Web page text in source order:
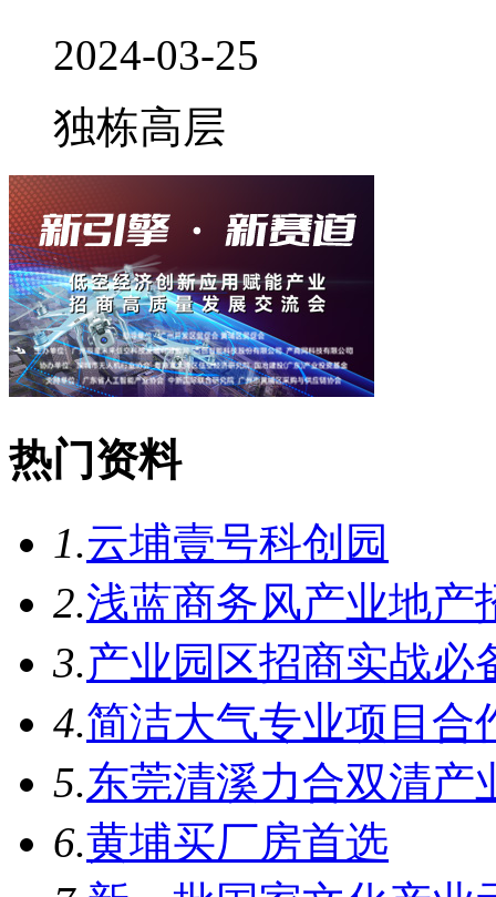
2024-03-25
独栋高层
热门资料
1.云埔壹号科创园
2.浅蓝商务风产业地产
3.产业园区招商实战必
4.简洁大气专业项目合
5.东莞清溪力合双清产
6.黄埔买厂房首选